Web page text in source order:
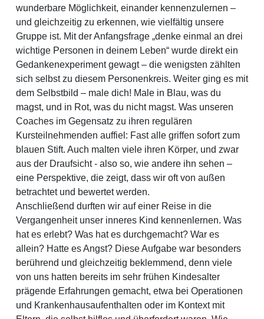
wunderbare Möglichkeit, einander kennenzulernen –
und gleichzeitig zu erkennen, wie vielfältig unsere
Gruppe ist. Mit der Anfangsfrage „denke einmal an drei
wichtige Personen in deinem Leben“ wurde direkt ein
Gedankenexperiment gewagt – die wenigsten zählten
sich selbst zu diesem Personenkreis. Weiter ging es mit
dem Selbstbild – male dich! Male in Blau, was du
magst, und in Rot, was du nicht magst. Was unseren
Coaches im Gegensatz zu ihren regulären
Kursteilnehmenden auffiel: Fast alle griffen sofort zum
blauen Stift. Auch malten viele ihren Körper, und zwar
aus der Draufsicht - also so, wie andere ihn sehen –
eine Perspektive, die zeigt, dass wir oft von außen
betrachtet und bewertet werden.
Anschließend durften wir auf einer Reise in die
Vergangenheit unser inneres Kind kennenlernen. Was
hat es erlebt? Was hat es durchgemacht? War es
allein? Hatte es Angst? Diese Aufgabe war besonders
berührend und gleichzeitig beklemmend, denn viele
von uns hatten bereits im sehr frühen Kindesalter
prägende Erfahrungen gemacht, etwa bei Operationen
und Krankenhausaufenthalten oder im Kontext mit